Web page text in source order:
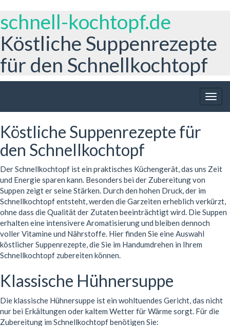
schnell-kochtopf.de
Köstliche Suppenrezepte
für den Schnellkochtopf
Köstliche Suppenrezepte für
den Schnellkochtopf
Der Schnellkochtopf ist ein praktisches Küchengerät, das uns Zeit
und Energie sparen kann. Besonders bei der Zubereitung von
Suppen zeigt er seine Stärken. Durch den hohen Druck, der im
Schnellkochtopf entsteht, werden die Garzeiten erheblich verkürzt,
ohne dass die Qualität der Zutaten beeinträchtigt wird. Die Suppen
erhalten eine intensivere Aromatisierung und bleiben dennoch
voller Vitamine und Nährstoffe. Hier finden Sie eine Auswahl
köstlicher Suppenrezepte, die Sie im Handumdrehen in Ihrem
Schnellkochtopf zubereiten können.
Klassische Hühnersuppe
Die klassische Hühnersuppe ist ein wohltuendes Gericht, das nicht
nur bei Erkältungen oder kaltem Wetter für Wärme sorgt. Für die
Zubereitung im Schnellkochtopf benötigen Sie: